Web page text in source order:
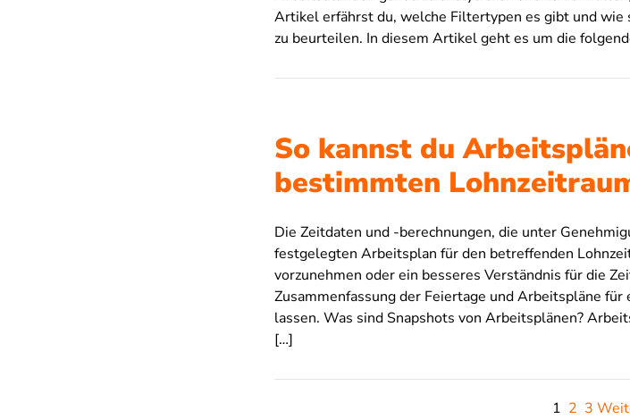
Artikel erfährst du, welche Filtertypen es gibt und wie
zu beurteilen. In diesem Artikel geht es um die
So kannst du
bestimmten
Die Zeitdaten und -berechnungen, die unter
festgelegten Arbeitsplan für den betreffenden
vorzunehmen oder ein besseres Verständnis für die
Zusammenfassung der Feiertage und Arbeitspläne
lassen. Was sind Snapshots von Arbeitsplänen?
[…]
1 2 3